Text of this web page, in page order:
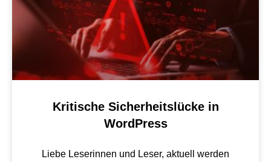
Kritische Sicherheitslücke in
WordPress
Liebe Leserinnen und Leser, aktuell werden